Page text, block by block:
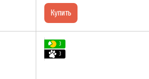
Купить
3
3